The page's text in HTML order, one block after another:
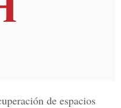
de espacios